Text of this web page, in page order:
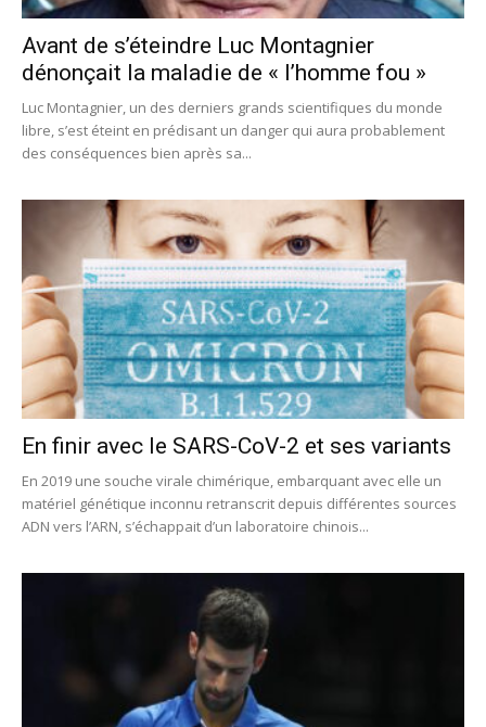
Avant de s’éteindre Luc Montagnier
dénonçait la maladie de « l’homme fou »
Luc Montagnier, un des derniers grands scientifiques du monde
libre, s’est éteint en prédisant un danger qui aura probablement
des conséquences bien après sa...
En finir avec le SARS-CoV-2 et ses variants
En 2019 une souche virale chimérique, embarquant avec elle un
matériel génétique inconnu retranscrit depuis différentes sources
ADN vers l’ARN, s’échappait d’un laboratoire chinois...